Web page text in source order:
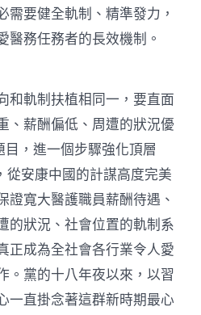
需要健全軌制、精準發力，
醫務任務者的長效機制。
軌制扶植相同一，要直面
、薪酬偏低、周遭的狀況優
目，進一個步驟強化頂層
從安康中國的計謀高度完美
證寬大醫護職員薪酬待遇、
的狀況、社會位置的軌制系
正成為全社會各行業令人愛
。黨的十八年夜以來，以習
一直掛念著這群新時期最心